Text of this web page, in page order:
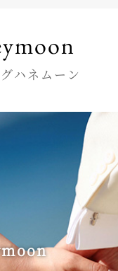
ハネムーン